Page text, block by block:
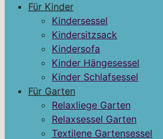
Für Kinder
Kindersessel
Kindersitzsack
Kindersofa
Kinder Hängesessel
Kinder Schlafsessel
Für Garten
Relaxliege Garten
Relaxsessel Garten
Textilene Gartensessel